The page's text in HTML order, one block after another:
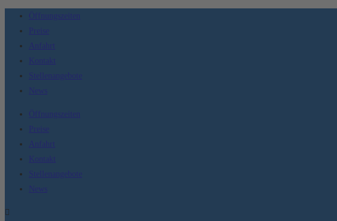
Zum
Inhalt
springen
Öffnungszeiten
Preise
Anfahrt
Kontakt
Stellenangebote
News
Öffnungszeiten
Preise
Anfahrt
Kontakt
Stellenangebote
News